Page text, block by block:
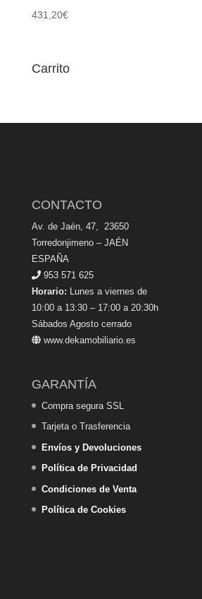
431,20€
Carrito
CONTACTO
Av. de Jaén, 47, 23650
Torredonjimeno – JAÉN
ESPAÑA
953 571 625
Horario: Lunes a viernes de
10:00 a 13:30 – 17:00 a 20:30h
Sábados Agosto cerrado
www.dekamobiliario.es
GARANTÍA
Compra segura SSL
Tarjeta o Trasferencia
Envíos y Devoluciones
Política de Privacidad
Condiciones de Venta
Política de Cookies